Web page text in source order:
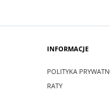
INFORMACJE
POLITYKA
RATY